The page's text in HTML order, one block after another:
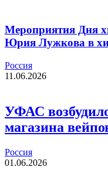
Мероприятия Дня
Юрия Лужкова в
Россия
11.06.2026
УФАС
магазина
Россия
01.06.2026